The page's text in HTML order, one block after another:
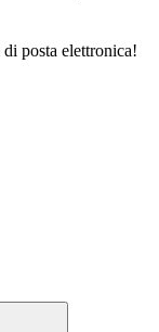
posta elettronica!